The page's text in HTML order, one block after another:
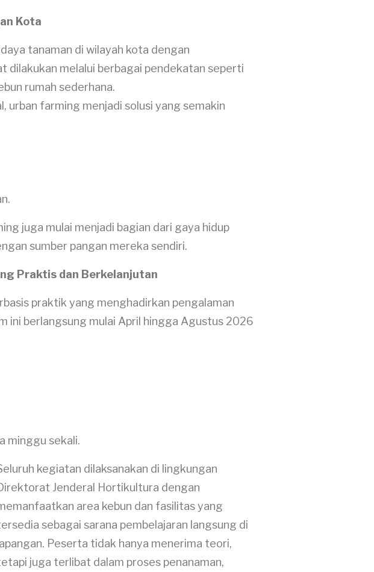
Kota
tanaman di wilayah kota dengan
melalui berbagai pendekatan seperti
rumah sederhana.
urban farming menjadi solusi yang semakin
juga mulai menjadi bagian dari gaya hidup
sumber pangan mereka sendiri.
Praktis dan Berkelanjutan
praktik yang menghadirkan pengalaman
ini berlangsung mulai April hingga Agustus 2026
minggu sekali.
kegiatan dilaksanakan di lingkungan
Jenderal Hortikultura dengan
area kebun dan fasilitas yang
sebagai sarana pembelajaran langsung di
Peserta tidak hanya menerima teori,
juga terlibat dalam proses penanaman,